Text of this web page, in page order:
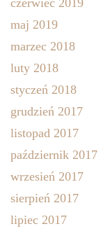
maj 2019
marzec 2018
luty 2018
styczeń 2018
grudzień 2017
listopad 2017
październik 2017
wrzesień 2017
sierpień 2017
lipiec 2017